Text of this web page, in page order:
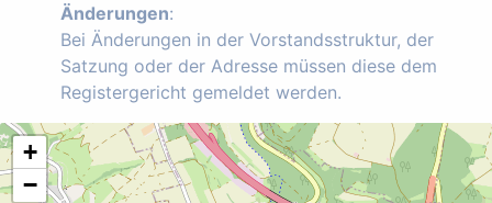
Änderungen:
Bei Änderungen in der Vorstandsstruktur, der
Satzung oder der Adresse müssen diese dem
Registergericht gemeldet werden.
+
−